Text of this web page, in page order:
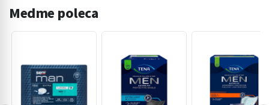
Medme poleca